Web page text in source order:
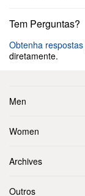
Tem Perguntas?
Obtenha respostas
diretamente.
Men
Women
Archives
Outros